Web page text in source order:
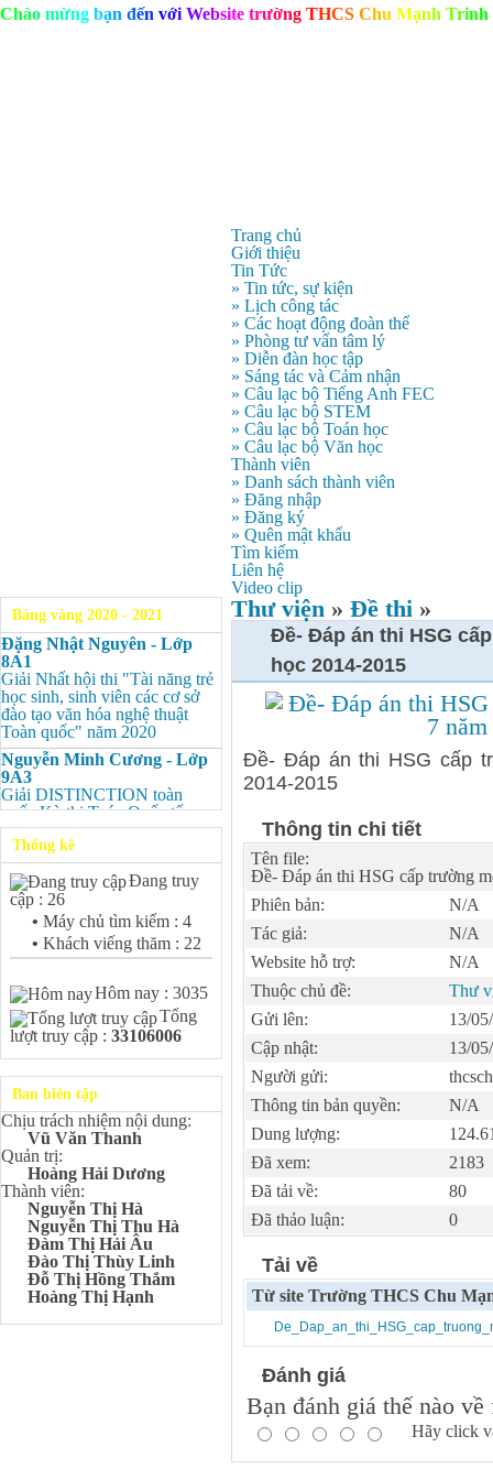
Chào mừng bạn đến với Website trường THCS Chu Mạnh Trinh
Trang chủ
Giới thiệu
Tin Tức
» Tin tức, sự kiện
» Lịch công tác
» Các hoạt động đoàn thể
» Phòng tư vấn tâm lý
» Diễn đàn học tập
» Sáng tác và Cảm nhận
» Câu lạc bộ Tiếng Anh FEC
» Câu lạc bộ STEM
» Câu lạc bộ Toán học
» Câu lạc bộ Văn học
Thành viên
» Danh sách thành viên
» Đăng nhập
» Đăng ký
» Quên mật khẩu
Tìm kiếm
Liên hệ
Video clip
Bảng vàng 2020 - 2021
Đặng Nhật Nguyên - Lớp
8A1
Giải Nhất hội thi "Tài năng trẻ
học sinh, sinh viên các cơ sở
đào tạo văn hóa nghệ thuật
Toàn quốc" năm 2020
Nguyễn Minh Cương - Lớp
9A3
Giải DISTINCTION toàn
quốc Kỳ thi Toán Quốc tế
Kangaroo – IKMC 2020
Nguyễn Minh Cương - Lớp
9A3
Giải Ba kỳ thi chọn HSG cấp
tỉnh môn Toán.
Bùi Quang Minh - Lớp 9A3
Giải DISTINCTION Toàn
Kangaroo – IKMC 2020
Bùi Quang Minh - Lớp 9A3
Giải Ba kỳ thi chọn HSG cấp
Đinh Anh Thư - Lớp 9A3
Giải Nhì kỳ thi chọn HSG cấp
tỉnh môn Sinh học.
Chu Quang Lượng - Lớp
9A3
Giải Ba kỳ thi chọn HSG cấp
tỉnh môn Toán.
Lê Minh Chiến- Lớp 9A3
Giải Ba kỳ thi chọn HSG cấp
tỉnh môn Sinh học.
Đào Thu Hiền - Lớp 9A1
Giải Ba kỳ thi chọn HSG cấp
tỉnh môn Tiếng Anh.
Thống kê
Đang truy
cập : 26
• Máy chủ tìm kiếm : 4
• Khách viếng thăm : 22
Hôm nay : 3035
Tổng
lượt truy cập : 33106006
Ban biên tập
Chịu trách nhiệm nội dung:
Vũ Văn Thanh
Quản trị:
Hoàng Hải Dương
Thành viên:
Nguyễn Thị Hà
Nguyễn Thị Thu Hà
Đàm Thị Hải Âu
Đào Thị Thùy Linh
Đỗ Thị Hồng Thắm
Hoàng Thị Hạnh
Thư viện » Đề thi »
Đề- Đáp án thi HSG
học 2014-2015
Đề- Đáp án thi HSG cấp
2014-2015
Thông tin chi tiết
Tên file:
Đề- Đáp án thi HSG cấp trường
Phiên bản:
N/A
Tác giả:
N/A
Website hỗ trợ:
N/A
Thuộc chủ đề:
Thư
Gửi lên:
13/
Cập nhật:
13/
Người gửi:
Thông tin bản quyền:
N/A
Dung lượng:
Đã xem:
2183
Đã tải về:
80
Đã thảo luận:
0
Tải về
Từ site Trường THCS Chu
Đánh giá
Bạn đánh giá thế nào
Hãy click